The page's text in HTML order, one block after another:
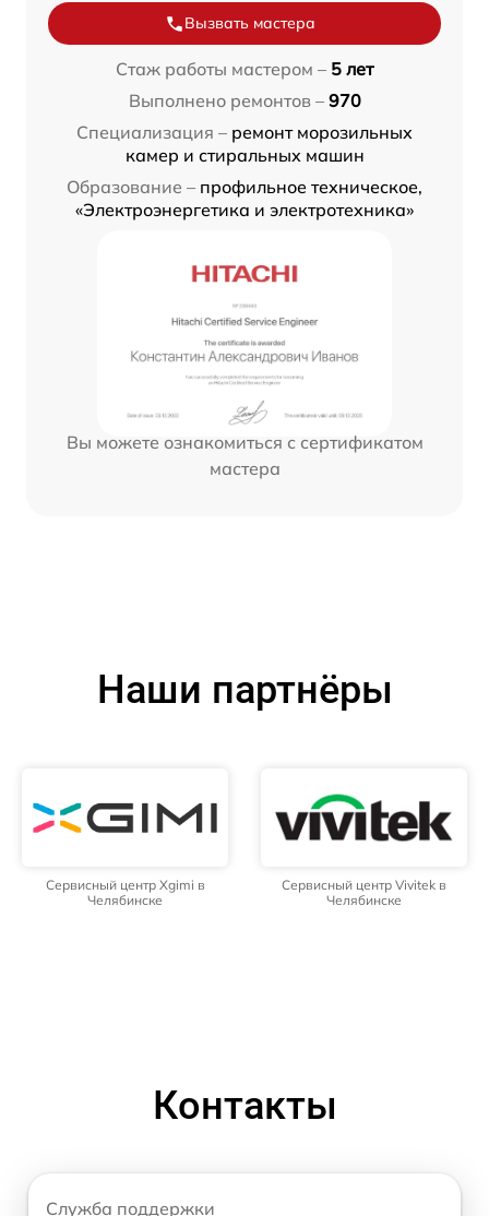
Вызвать мастера
Стаж работы мастером – 5 лет
Выполнено ремонтов – 970
Специализация – ремонт морозильных
камер и стиральных машин
Образование – профильное техническое,
«Электроэнергетика и электротехника»
Вы можете ознакомиться с сертификатом
мастера
Наши партнёры
Сервисный центр Xgimi в
Челябинске
Сервисный центр Vivitek в
Челябинске
Контакты
Служба поддержки